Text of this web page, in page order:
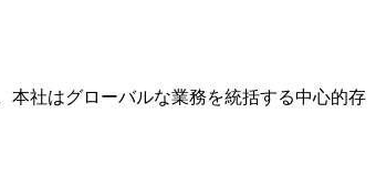
本社はグローバルな業務を統括する中心的存